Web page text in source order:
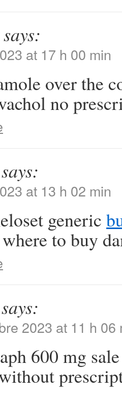
says:
at 17 h 00 min
over the
no
says:
at 13 h 02 min
generic
where to buy
says:
2023 at 11 h 06
600 mg